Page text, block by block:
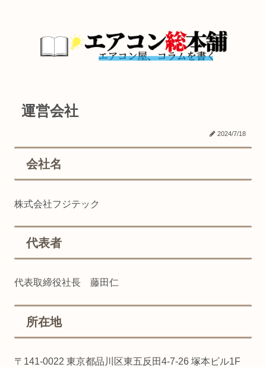
運営会社
2024/7/18
会社名
株式会社フジテック
代表者
代表取締役社長 藤田仁
所在地
〒141-0022 東京都品川区東五反田4-7-26 塚本ビル1F